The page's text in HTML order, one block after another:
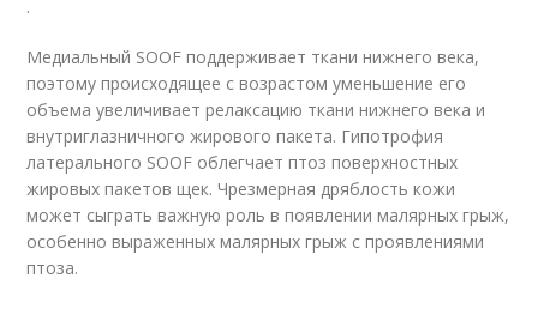
.
Медиальный SOOF поддерживает ткани нижнего века,
поэтому происходящее с возрастом уменьшение его
объема увеличивает релаксацию ткани нижнего века и
внутриглазничного жирового пакета. Гипотрофия
латерального SOOF облегчает птоз поверхностных
жировых пакетов щек. Чрезмерная дряблость кожи
может сыграть важную роль в появлении малярных грыж,
особенно выраженных малярных грыж с проявлениями
птоза.